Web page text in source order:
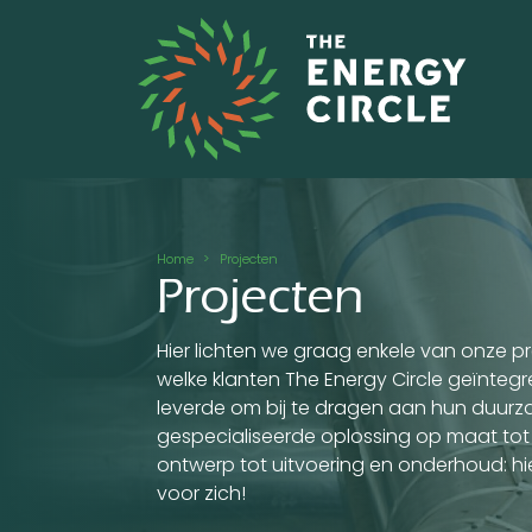
Overslaan en naar de inhoud gaan
Kruimelpad
Home Projecten
Projecten
Hier lichten we graag enkele van onze
welke klanten The Energy Circle
leverde om bij te dragen aan hun
gespecialiseerde oplossing op maat
ontwerp tot uitvoering en onderhoud:
voor zich!